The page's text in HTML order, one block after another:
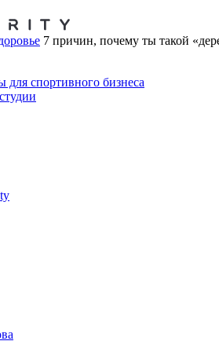
7 причин, почему ты такой
для спортивного бизнеса